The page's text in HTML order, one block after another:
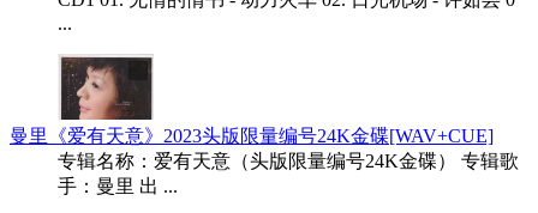
...
曼里《爱有天意》2023头版限量编号24K金碟[WAV+CUE]
专辑名称：爱有天意（头版限量编号24K金碟） 专辑歌
手：曼里 出 ...